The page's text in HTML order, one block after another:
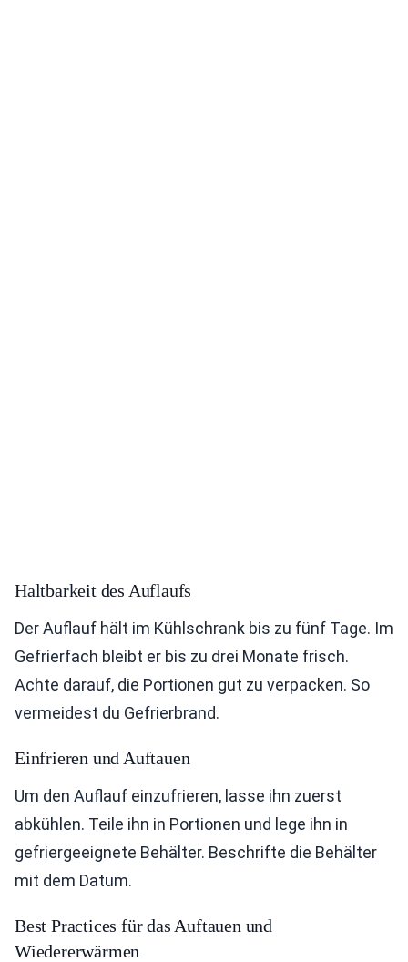
Haltbarkeit des Auflaufs
Der Auflauf hält im Kühlschrank bis zu fünf Tage. Im
Gefrierfach bleibt er bis zu drei Monate frisch.
Achte darauf, die Portionen gut zu verpacken. So
vermeidest du Gefrierbrand.
Einfrieren und Auftauen
Um den Auflauf einzufrieren, lasse ihn zuerst
abkühlen. Teile ihn in Portionen und lege ihn in
gefriergeeignete Behälter. Beschrifte die Behälter
mit dem Datum.
Best Practices für das Auftauen und
Wiedererwärmen